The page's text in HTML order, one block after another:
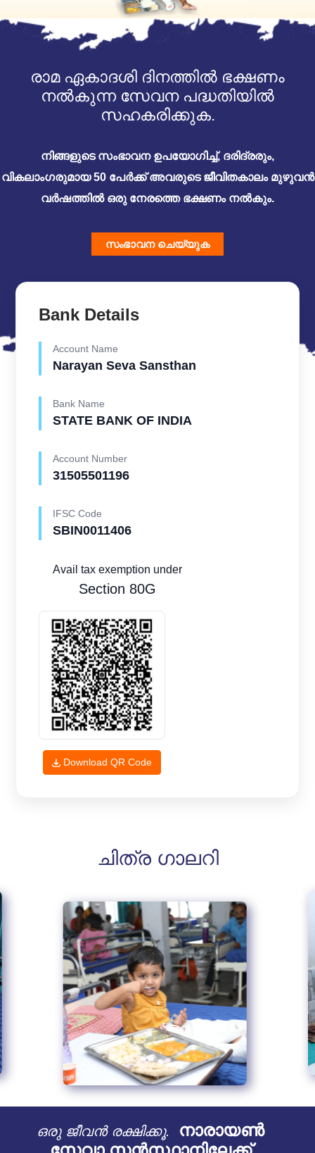
രാമ ഏകാദശി ദിനത്തിൽ ഭക്ഷണം
നൽകുന്ന സേവന പദ്ധതിയിൽ
സഹകരിക്കുക.
നിങ്ങളുടെ സംഭാവന ഉപയോഗിച്ച്, ദരിദ്രരും,
വികലാംഗരുമായ 50 പേർക്ക് അവരുടെ ജീവിതകാലം മുഴുവൻ
വർഷത്തിൽ ഒരു നേരത്തെ ഭക്ഷണം നൽകും.
സംഭാവന ചെയ്യുക
Bank Details
Account Name
Narayan Seva Sansthan
Bank Name
STATE BANK OF INDIA
Account Number
31505501196
IFSC Code
SBIN0011406
Avail tax exemption under
Section 80G
Download QR Code
ചിത്ര ഗാലറി
ഒരു ജീവൻ രക്ഷിക്കൂ.
നാരായൺ